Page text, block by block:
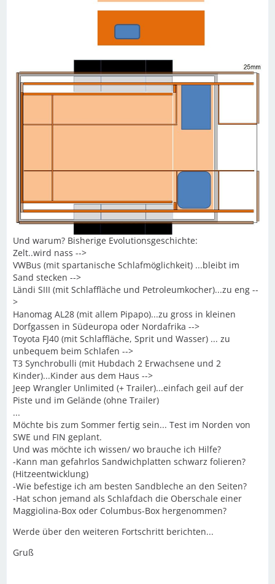
Und warum? Bisherige Evolutionsgeschichte:
Zelt..wird nass -->
VWBus (mit spartanische Schlafmöglichkeit) ...bleibt im
Sand stecken -->
Ländi SIII (mit Schlaffläche und Petroleumkocher)...zu eng --
>
Hanomag AL28 (mit allem Pipapo)...zu gross in kleinen
Dorfgassen in Südeuropa oder Nordafrika -->
Toyota FJ40 (mit Schlaffläche, Sprit und Wasser) ... zu
unbequem beim Schlafen -->
T3 Synchrobulli (mit Hubdach 2 Erwachsene und 2
Kinder)...Kinder aus dem Haus -->
Jeep Wrangler Unlimited (+ Trailer)...einfach geil auf der
Piste und im Gelände (ohne Trailer)
...
Möchte bis zum Sommer fertig sein... Test im Norden von
SWE und FIN geplant.
Und was möchte ich wissen/ wo brauche ich Hilfe?
-Kann man gefahrlos Sandwichplatten schwarz folieren?
(Hitzeentwicklung)
-Wie befestige ich am besten Sandbleche an den Seiten?
-Hat schon jemand als Schlafdach die Oberschale einer
Maggiolina-Box oder Columbus-Box hergenommen?
Werde über den weiteren Fortschritt berichten...
Gruß